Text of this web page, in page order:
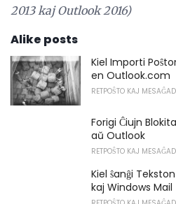
2013 kaj Outlook 2016)
Alike posts
Kiel Importi
en Outlook.com
RETPOŜTO KAJ
Forigi Ĉiujn
aŭ Outlook
RETPOŜTO KAJ
Kiel ŝanĝi
kaj Windows Mail